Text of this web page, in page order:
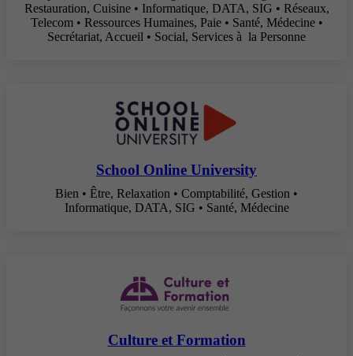
Restauration, Cuisine • Informatique, DATA, SIG • Réseaux,
Telecom • Ressources Humaines, Paie • Santé, Médecine •
Secrétariat, Accueil • Social, Services à la Personne
School Online University
Bien • Être, Relaxation • Comptabilité, Gestion •
Informatique, DATA, SIG • Santé, Médecine
Culture et Formation